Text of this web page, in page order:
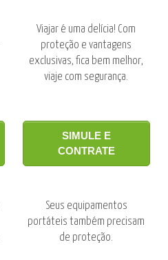
Viajar é uma delícia! Com
proteção e vantagens
exclusivas, fica bem melhor,
viaje com segurança.
Seus equipamentos
portáteis também precisam
de proteção.
SIMULE E
CONTRATE